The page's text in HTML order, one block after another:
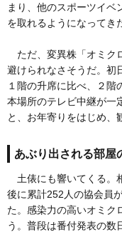
まり、他のスポーツイベ
を取れるようになってき
ただ、変異株「オミク
避けられなさそうだ。初
１階の升席に比べ、２階
本場所のテレビ中継が一
と、お年寄りをはじめ、
あぶり出される部屋
土俵にも響いてくる。
後に累計252人の協会員
た。感染力の高いオミク
う。普段は番付発表の数